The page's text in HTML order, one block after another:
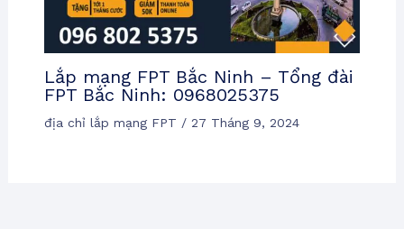
Lắp mạng FPT Bắc Ninh – Tổng đài
FPT Bắc Ninh: 0968025375
địa chỉ lắp mạng FPT / 27 Tháng 9, 2024